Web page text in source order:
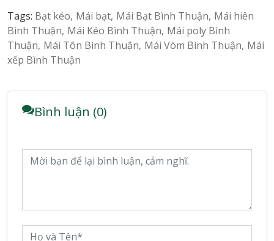
Tags: Bạt kéo Mái bạt Mái Bạt Bình Thuận Mái hiên
Bình Thuận Mái Kéo Bình Thuận Mái poly Bình
Thuận Mái Tôn Bình Thuận Mái Vòm Bình Thuận Mái
xếp Bình Thuận
Bình luận (0)